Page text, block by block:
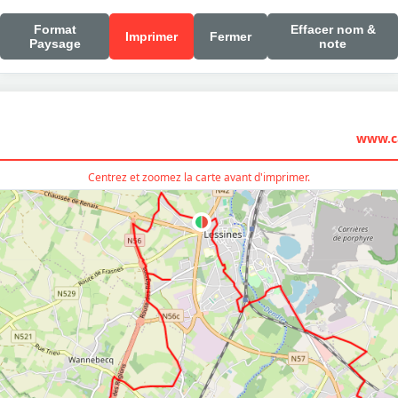
Format
Paysage
Imprimer Fermer
Effacer nom &
note
Centrez et zoomez la carte avant d'imprimer.